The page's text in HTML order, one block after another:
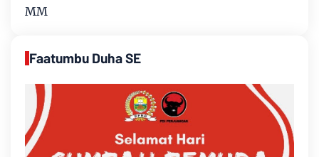
MM
Faatumbu Duha SE